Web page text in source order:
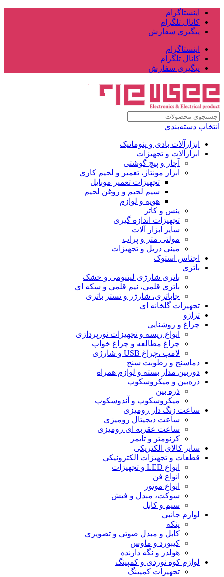
اینستاگرام
کانال تلگرام
پیگیری سفارش
اینستاگرام
کانال تلگرام
پیگیری سفارش
انتخاب دسته‌بندی
ابزارآلات بادی و پنوماتیک
ابزارآلات و تجهیزات
آچار و پیچ گوشتی
ابزار مونتاژ، تعمیر و لحیم کاری
تجهیزات تعمیر موبایل
سیم لحیم و روغن لحیم
هویه و لوازم
پنس و کاتر
تجهیزات اندازه گیری
سایر ابزار آلات
مولتی متر و پراب
مینی دریل و تجهیزات
اجناس استوک
باتری
باتری شارژی لیتیومی و خشک
باتری قلمی، نیم قلمی و سکه ای
جاباتری، شارژر و تستر باتری
تجهیزات گلخانه ای
ترازو
چراغ و روشنایی
انواع ریسه و تجهیزات نورپردازی
چراغ مطالعه و چراغ خواب
لامپ ،چراغ USB و شارژی
دماسنج و رطوبت سنج
دوربین مدار بسته و لوازم همراه
ذره‌بین و میکروسکوپ
ذره بین
میکروسکوپ و آندوسکوپ
ساعت زنگ دار رومیزی
ساعت دیجیتال رومیزی
ساعت عقربه ای رومیزی
کرنومتر و تایمر
سایر کالای الکتریکی
قطعات و تجهیزات الکترونیکی
انواع LED و تجهیزات
انواع فن
انواع موتور
سوکت، مبدل و فیش
سیم و کابل
لوازم جانبی
پنکه
کابل و مبدل صوتی و تصویری
کیبورد و ماوس
هولدر و نگه دارنده
لوازم کوه نوردی و کمپینگ
تجهیزات کمپینگ